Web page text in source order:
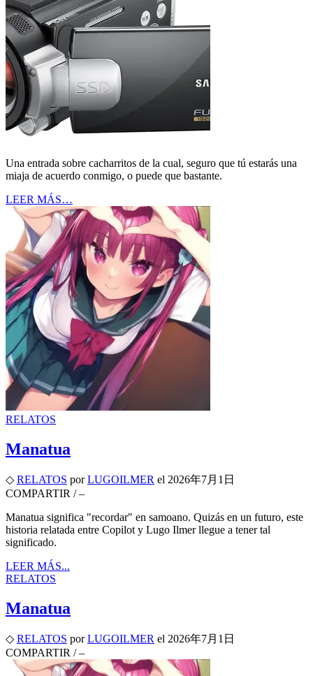
Una entrada sobre cacharritos de la cual, seguro que tú estarás una
miaja de acuerdo conmigo, o puede que bastante.
LEER MÁS…
RELATOS
Manatua
◇ RELATOS por LUGOILMER el 2026年7月1日
COMPARTIR / –
Manatua significa "recordar" en samoano. Quizás en un futuro, este
historia relatada entre Copilot y Lugo Ilmer llegue a tener tal
significado.
LEER MÁS...
RELATOS
Manatua
◇ RELATOS por LUGOILMER el 2026年7月1日
COMPARTIR / –